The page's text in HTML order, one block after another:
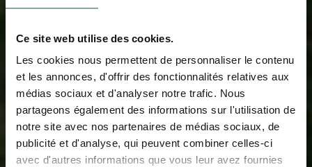
Ce site web utilise des cookies.
Les cookies nous permettent de personnaliser le contenu
et les annonces, d'offrir des fonctionnalités relatives aux
médias sociaux et d'analyser notre trafic. Nous
partageons également des informations sur l'utilisation de
notre site avec nos partenaires de médias sociaux, de
publicité et d'analyse, qui peuvent combiner celles-ci
avec d'autres informations que vous leur avez fournies